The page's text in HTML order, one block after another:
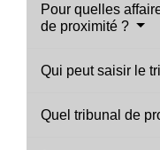
Pour quelles
de proximité ?
Qui peut saisir le
Quel tribunal de